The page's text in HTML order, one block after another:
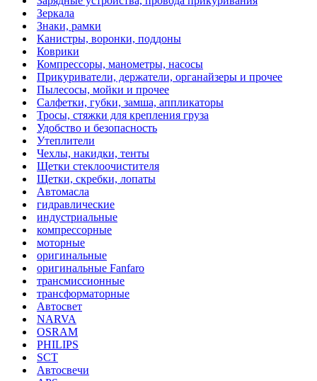
Зеркала
Знаки, рамки
Канистры, воронки, поддоны
Коврики
Компрессоры, манометры, насосы
Прикуриватели, держатели, органайзеры и прочее
Пылесосы, мойки и прочее
Салфетки, губки, замша, аппликаторы
Тросы, стяжки для крепления груза
Удобство и безопасность
Утеплители
Чехлы, накидки, тенты
Щетки стеклоочистителя
Щетки, скребки, лопаты
Автомасла
гидравлические
индустриальные
компрессорные
моторные
оригинальные
оригинальные Fanfaro
трансмиссионные
трансформаторные
Автосвет
NARVA
OSRAM
PHILIPS
SCT
Автосвечи